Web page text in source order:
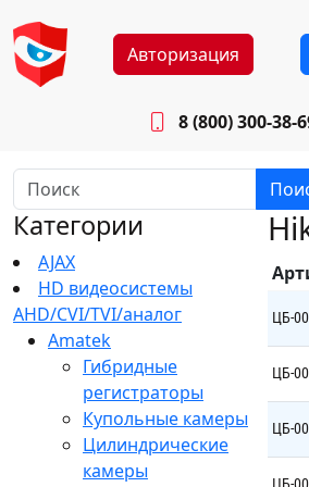
Авторизация
8 (800) 300-38-
Будни: 8.30 -
Категории
AJAX
HD видеосистемы
AHD/CVI/TVI/аналог
Amatek
Гибридные
регистраторы
Купольные камеры
Цилиндрические
камеры
ЦБ-
ЦБ-
ЦБ-